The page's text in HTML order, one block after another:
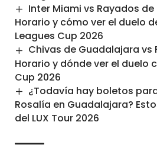
Inter Miami vs Rayados de
Horario y cómo ver el duelo
Leagues Cup 2026
Chivas de Guadalajara vs
Horario y dónde ver el duelo
Cup 2026
¿Todavía hay boletos
Rosalía en Guadalajara?
del LUX Tour 2026